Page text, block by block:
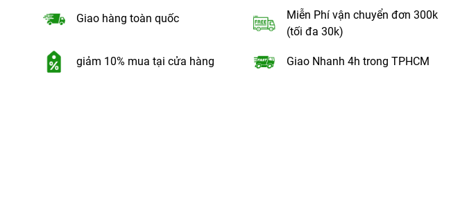
Giao hàng toàn quốc
Miễn Phí vận chuyển đơn 300k
(tối đa 30k)
giảm 10% mua tại cửa hàng Giao Nhanh 4h trong TPHCM